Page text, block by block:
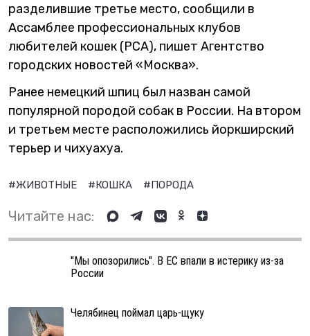
разделившие третье место, сообщили в
Ассамблее профессиональных клубов
любителей кошек (РСА), пишет Агентство
городских новостей «Москва».
Ранее немецкий шпиц был назван самой
популярной породой собак в России. На втором
и третьем месте расположились йоркширский
терьер и чихуахуа.
#ЖИВОТНЫЕ #КОШКА #ПОРОДА
Читайте нас:
"Мы опозорились". В ЕС впали в истерику из-за
России
Челябинец поймал царь-щуку